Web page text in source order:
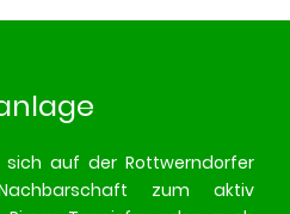
sich auf der Rottwerndorfer
zum aktiv